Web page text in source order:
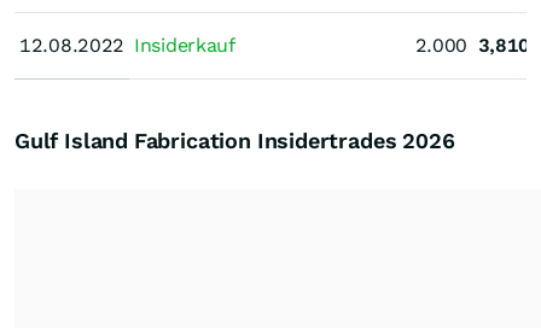
12.08.2022
12.08.2022 Insiderkauf 2.000 3,8100
Gulf Island Fabrication Insidertrades 2026